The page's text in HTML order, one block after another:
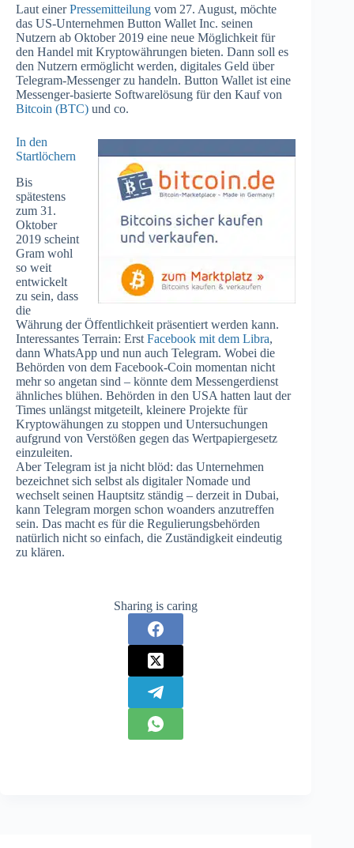
Laut einerPressemitteilung vom 27. August, möchte
das US-Unternehmen Button Wallet Inc. seinen
Nutzern ab Oktober 2019 eine neue Möglichkeit für
den Handel mit Kryptowährungen bieten. Dann soll es
den Nutzern ermöglicht werden, digitales Geld über
Telegram-Messenger zu handeln. Button Wallet ist eine
Messenger-basierte Softwarelösung für den Kauf von
Bitcoin (BTC) und co.
In den
Startlöchern
Bis
spätestens
zum 31.
Oktober
2019 scheint
Gram wohl
so weit
entwickelt
zu sein, dass
die
Währung der Öffentlichkeit präsentiert werden kann.
Interessantes Terrain: Erst Facebook mit dem Libra,
dann WhatsApp und nun auch Telegram. Wobei die
Behörden von dem Facebook-Coin momentan nicht
mehr so angetan sind – könnte dem Messengerdienst
ähnliches blühen. Behörden in den USA hatten laut der
Times unlängst mitgeteilt, kleinere Projekte für
Kryptowähungen zu stoppen und Untersuchungen
aufgrund von Verstößen gegen das Wertpapiergesetz
einzuleiten.
Aber Telegram ist ja nicht blöd: das Unternehmen
bezeichnet sich selbst als digitaler Nomade und
wechselt seinen Hauptsitz ständig – derzeit in Dubai,
kann Telegram morgen schon woanders anzutreffen
sein. Das macht es für die Regulierungsbehörden
natürlich nicht so einfach, die Zuständigkeit eindeutig
zu klären.
Sharing is caring